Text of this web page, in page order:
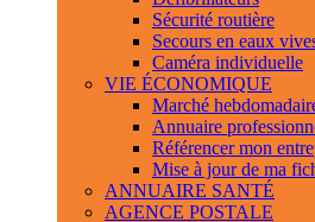
Sécurité routière
Secours en eaux
Caméra individuelle
VIE ÉCONOMIQUE
Marché
Annuaire
Référencer mon
Mise à jour de ma
ANNUAIRE SANTÉ
AGENCE POSTALE